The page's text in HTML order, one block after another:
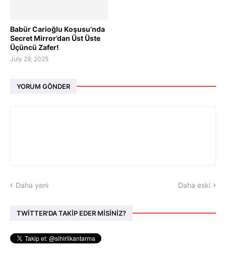
Babür Carioğlu Koşusu’nda
Secret Mirror’dan Üst Üste
Üçüncü Zafer!
July 29, 2025
YORUM GÖNDER
Daha yeni Daha eski
TWİTTER'DA TAKİP EDER MİSİNİZ?